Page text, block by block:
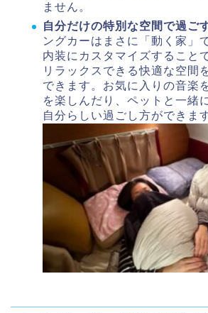
ません。
自分だけの特別な空間で過ご
ングカーはまさに「動く家」
内装にカスタマイズすること
リラックスできる快適な空間
できます。お気に入りの音楽
を楽しんだり、ペットと一緒
自分らしい過ごし方ができま